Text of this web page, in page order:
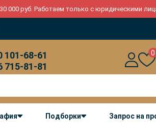
000 руб. Работаем только с юридическими
101-68-61
715-81-81
0
Подборки Запрос на